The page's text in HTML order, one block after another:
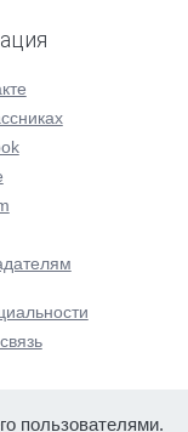
пользователями.